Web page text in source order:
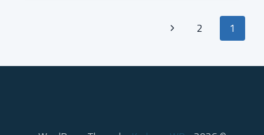
القطاع
الإمارات
Page
navigation
1
2
Next